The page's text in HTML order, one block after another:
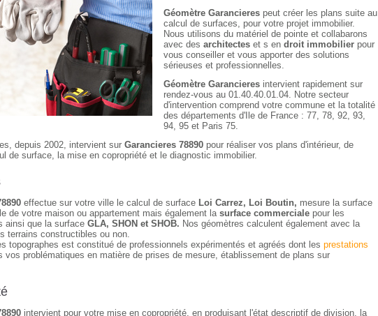
Géomètre Garancieres peut créer les plans suite au
calcul de surfaces, pour votre projet immobilier.
Nous utilisons du matériel de pointe et collabarons
avec des architectes et s en droit immobilier pour
vous conseiller et vous apporter des solutions
sérieuses et professionnelles.
Géomètre Garancieres intervient rapidement sur
rendez-vous au 01.40.40.01.04. Notre secteur
d'intervention comprend votre commune et la totalité
des départements d'Ile de France : 77, 78, 92, 93,
94, 95 et Paris 75.
depuis 2002, intervient sur Garancieres 78890 pour réaliser vos plans d'intérieur, de
de surface, la mise en copropriété et le diagnostic immobilier.
effectue sur votre ville le calcul de surface Loi Carrez, Loi Boutin, mesure la surface
de votre maison ou appartement mais également la surface commerciale pour les
ainsi que la surface GLA, SHON et SHOB. Nos géomètres calculent également avec la
terrains constructibles ou non.
topographes est constitué de professionnels expérimentés et agréés dont les prestations
vos problématiques en matière de prises de mesure, établissement de plans sur
intervient pour votre mise en copropriété, en produisant l'état descriptif de division, la